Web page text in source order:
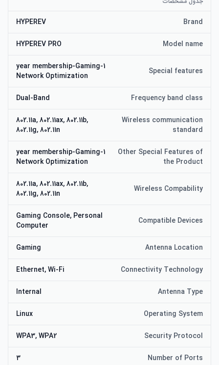
Brand
HYPEREV
Model name
HYPEREV PRO
Special features
1-year membership-Gaming
Network Optimization
Frequency band class
Dual-Band
Wireless communication
standard
802.11a, 802.11ax, 802.11b,
802.11g, 802.11n
Other Special Features of
the Product
1-year membership-Gaming
Network Optimization
Wireless Compability
802.11a, 802.11ax, 802.11b,
802.11g, 802.11n
Compatible Devices
Gaming Console, Personal
Computer
Antenna Location
Gaming
Connectivity Technology
Ethernet, Wi-Fi
Antenna Type
Internal
Operating System
Linux
Security Protocol
WPA3, WPA2
Number of Ports
3